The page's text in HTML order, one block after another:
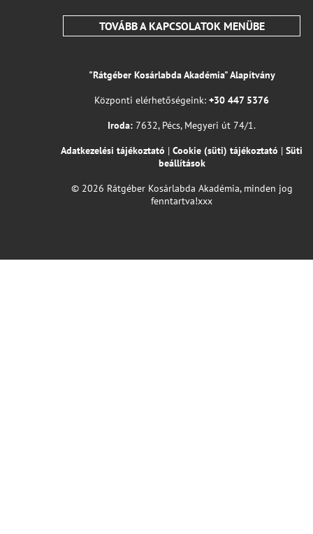
TOVÁBB A KAPCSOLATOK MENÜBE
"Rátgéber Kosárlabda Akadémia" Alapítvány
Központi elérhetőségeink: +30 447 5376
Iroda: 7632, Pécs, Megyeri út 74/1.
Adatkezelési tájékoztató | Cookie (süti) tájékoztató | Süti
beállítások
© 2026 Rátgéber Kosárlabda Akadémia, minden jog
fenntartva!xxx